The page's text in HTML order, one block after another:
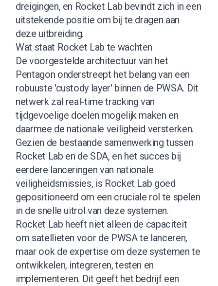
dreigingen, en Rocket Lab bevindt zich in een
uitstekende positie om bij te dragen aan
deze uitbreiding.
Wat staat Rocket Lab te wachten
De voorgestelde architectuur van het
Pentagon onderstreept het belang van een
robuuste 'custody layer' binnen de PWSA. Dit
netwerk zal real-time tracking van
tijdgevoelige doelen mogelijk maken en
daarmee de nationale veiligheid versterken.
Gezien de bestaande samenwerking tussen
Rocket Lab en de SDA, en het succes bij
eerdere lanceringen van nationale
veiligheidsmissies, is Rocket Lab goed
gepositioneerd om een cruciale rol te spelen
in de snelle uitrol van deze systemen.
Rocket Lab heeft niet alleen de capaciteit
om satellieten voor de PWSA te lanceren,
maar ook de expertise om deze systemen te
ontwikkelen, integreren, testen en
implementeren. Dit geeft het bedrijf een